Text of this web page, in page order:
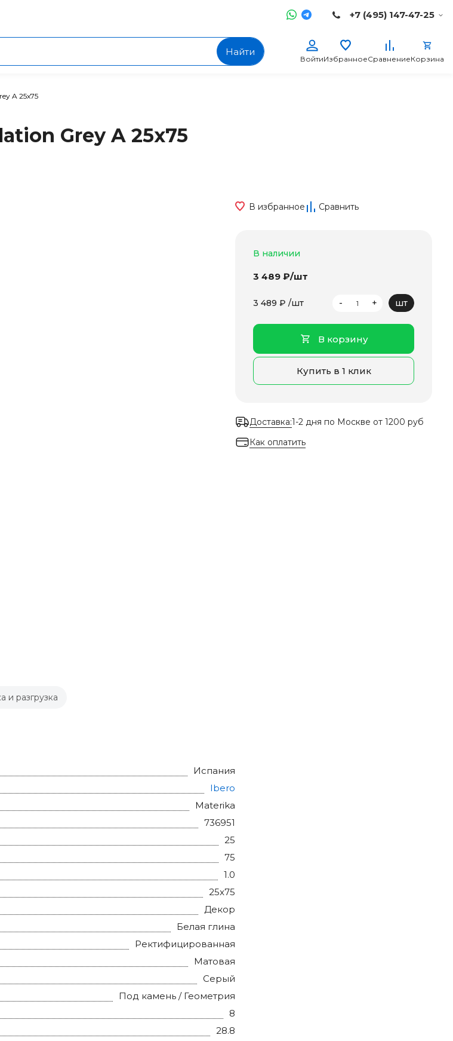
+7 (495) 147-47-25
Найти
ВойтиИзбранноеСравнениеКорзина
A 25x75
Grey A 25x75
и разгрузка
Испания
Ibero
Materika
736951
25
75
1.0
25x75
Декор
Белая глина
Ректифицированная
Матовая
Серый
Под камень / Геометрия
8
28.8
В избранное Сравнить
В наличии
3 489 ₽/шт
3 489 ₽ /шт - + шт
В корзину
Купить в 1 клик
Доставка:1-2 дня по Москве от 1200 руб
Как оплатить